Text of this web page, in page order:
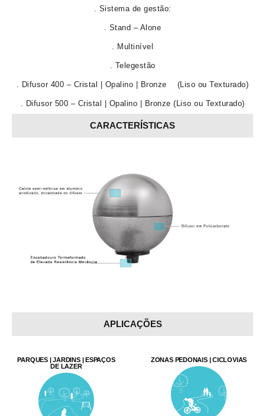
. Sistema de gestão:
. Stand – Alone
. Multinível
. Telegestão
. Difusor 400 – Cristal | Opalino | Bronze (Liso ou Texturado)
. Difusor 500 – Cristal | Opalino | Bronze (Liso ou Texturado)
CARACTERÍSTICAS
APLICAÇÕES
PARQUES | JARDINS | ESPAÇOS
DE LAZER
ZONAS PEDONAIS | CICLOVIAS